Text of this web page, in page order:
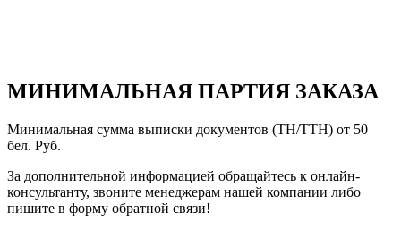
МИНИМАЛЬНАЯ ПАРТИЯ ЗАКАЗА
Минимальная сумма выписки документов (ТН/ТТН) от 50
бел. Руб.
За дополнительной информацией обращайтесь к онлайн-
консультанту, звоните менеджерам нашей компании либо
пишите в форму обратной связи!